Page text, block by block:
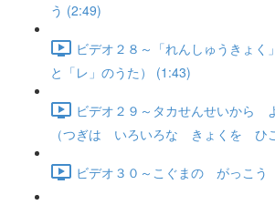
う (2:49)
ビデオ２８～「れんしゅうきょ
と「レ」のうた） (1:43)
ビデオ２９～タカせんせいから
（つぎは いろいろな きょくを ひ
ビデオ３０～こぐまの がっこう